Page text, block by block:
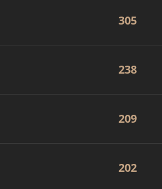
305
238
209
202